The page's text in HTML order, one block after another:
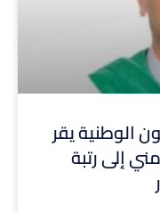
الوطنية يقر
إلى رتبة